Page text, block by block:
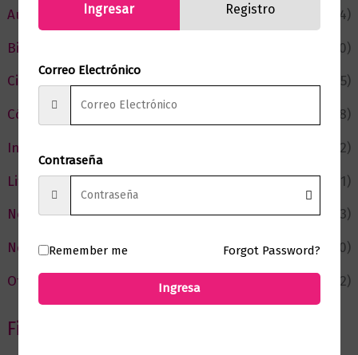
Autor del Mes
(4)
Bienestar
(230)
Ciencia y Conocimiento
(75)
Cómic y Fantasía
(88)
Infantil y Juvenil
(212)
Literatura
(371)
Negocios
(43)
Novedades
(110)
Ofertas
(12)
Filtrar por Autor
Ingresar Registro
Correo Electrónico
Contraseña
Remember me Forgot Password?
Ingresa